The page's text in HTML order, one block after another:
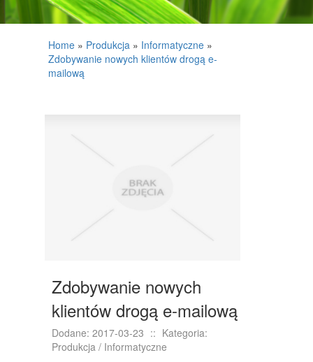
PROJEKTOWANIE
MATERIAŁY BUDOWLANE
DOMY, MIESZKANIA
KURSY I SZKOLENIA
TŁUMACZENIA
BIZNES ONLINE
Home » Produkcja » Informatyczne »
Zdobywanie nowych klientów drogą e-
mailową
Zdobywanie nowych
klientów drogą e-mailową
Dodane: 2017-03-23 :: Kategoria:
Produkcja / Informatyczne